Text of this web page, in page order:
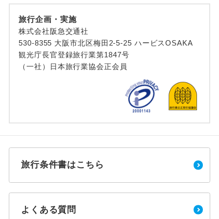
旅行企画・実施
株式会社阪急交通社
530-8355 大阪市北区梅田2-5-25 ハービスOSAKA
観光庁長官登録旅行業第1847号
（一社）日本旅行業協会正会員
旅行条件書はこちら
よくある質問